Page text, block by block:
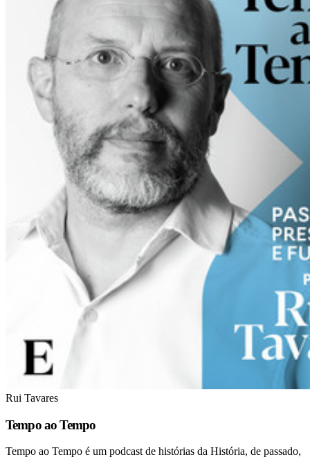
Rui Tavares
Tempo ao Tempo
Tempo ao Tempo é um podcast de histórias da História, de passado,